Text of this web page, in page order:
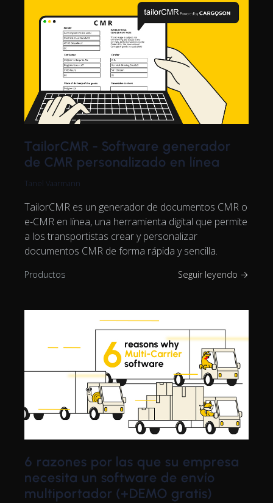
TailorCMR - Software generador
de CMR personalizado en línea
Tanel Vaarmann
TailorCMR es un generador de documentos CMR o
e-CMR en línea, una herramienta digital que permite
a los transportistas crear y personalizar
documentos CMR de forma rápida y sencilla.
Productos Seguir leyendo →
6 razones por las que su empresa
necesita un software de envío
multiportador (+DEMO gratis)